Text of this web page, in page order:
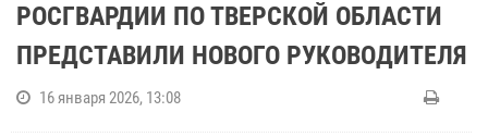
РОСГВАРДИИ ПО ТВЕРСКОЙ ОБЛАСТИ
ПРЕДСТАВИЛИ НОВОГО РУКОВОДИТЕЛЯ
16 января 2026, 13:08